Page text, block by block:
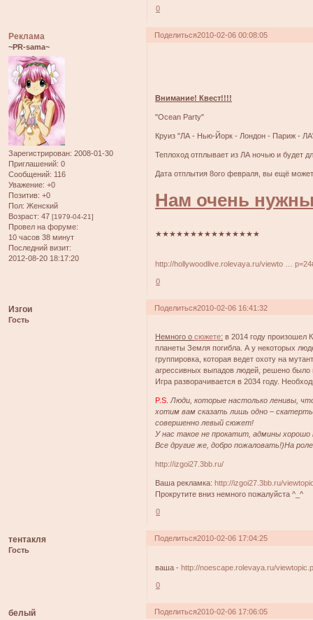
0
Поделиться2010-02-06 00:08:05
Реклама
~PR-sama~
Зарегистрирован: 2008-01-30
Приглашений: 0
Сообщений: 116
Уважение: +0
Позитив: +0
Пол: Женский
Возраст: 47 [1979-04-21]
Провел на форуме:
10 часов 38 минут
Последний визит:
2012-08-20 18:17:20
Внимание! Квест!!!!
"Ocean Party"
Круиз "ЛА - Нью-Йорк - Лондон - Париж -
Теплоход отплывает из ЛА ночью и будет
Дата отплытия 8ого февраля, вы ещё
Нам очень
★★★★★★★★★★★★★★★
http://hollywoodlive.rolevaya.ru/viewto …
0
Поделиться2010-02-06 16:41:32
Изгои
Гость
Немного осюжете: в 2014 году произошел
планеты Земля погибла. А у некоторых
группировка, которая ведет охоту на
агрессивных выпадов людей, решено было
Игра разворачивается в 2034 году.
P.S. Люди, которые настолько ленивы,
хотим вам сказать лишь одно –
совершенно левый сюжет!
У нас такое не прокатит, админы
Все другие же, добро пожаловать!)На
http://izgoi27.3bb.ru/
Ваша рекламка: http://izgoi27.3bb.ru/
Прокрутите вниз немного пожалуйста ^_^
0
Поделиться2010-02-06 17:04:25
тентакля
Гость
ваша -http://noescape.rolevaya.ru/
0
Поделиться2010-02-06 17:06:05
белый